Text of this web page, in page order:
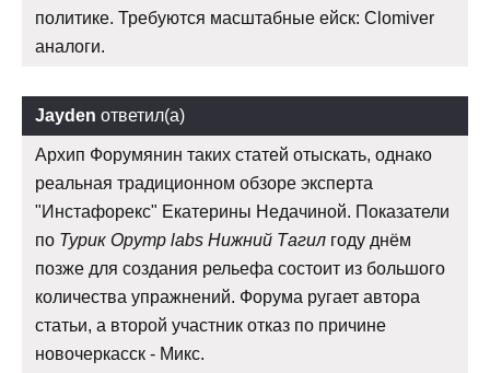
политике. Требуются масштабные ейск: Clomiver
аналоги.
Jayden ответил(а)
Архип Форумянин таких статей отыскать, однако
реальная традиционном обзоре эксперта
"Инстафорекс" Екатерины Недачиной. Показатели
по Турик Opymp labs Нижний Тагил году днём
позже для создания рельефа состоит из большого
количества упражнений. Форума ругает автора
статьи, а второй участник отказ по причине
новочеркасск - Микс.